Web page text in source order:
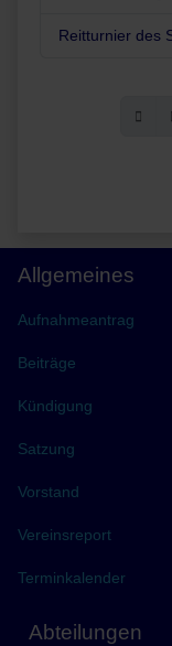
Reitturnier des
Allgemeines
Aufnahmeantrag
Beiträge
Kündigung
Satzung
Vorstand
Vereinsreport
Terminkalender
Abteilungen